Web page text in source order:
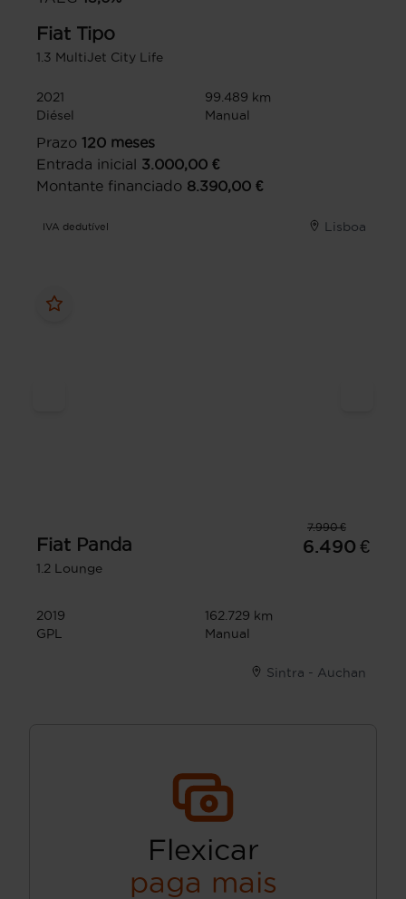
Fiat Tipo
1.3 MultiJet City Life
2021
99.489 km
Diésel
Manual
Prazo 120 meses
Entrada inicial 3.000,00 €
Montante financiado 8.390,00 €
IVA dedutível Lisboa
7.990 €
Fiat Panda
1.2 Lounge
6.490 €
2019
162.729 km
GPL
Manual
Sintra - Auchan
Flexicar
paga mais